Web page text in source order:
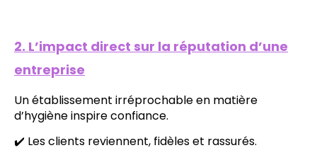
2. L’impact direct sur la réputation d’une
entreprise
Un établissement irréprochable en matière
d’hygiène inspire confiance.
✔️ Les clients reviennent, fidèles et rassurés.